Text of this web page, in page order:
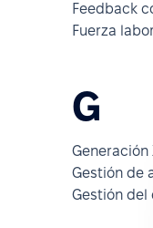
Feedback
Fuerza
G
Generación
Gestión de
Gestión del